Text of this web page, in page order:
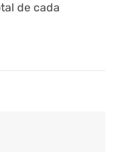
de cada